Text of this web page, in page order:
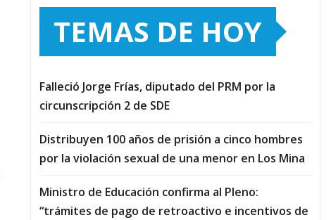
TEMAS DE HOY
Falleció Jorge Frías, diputado del PRM por la
circunscripción 2 de SDE
Distribuyen 100 años de prisión a cinco hombres
por la violación sexual de una menor en Los Mina
Ministro de Educación confirma al Pleno:
“trámites de pago de retroactivo e incentivos de